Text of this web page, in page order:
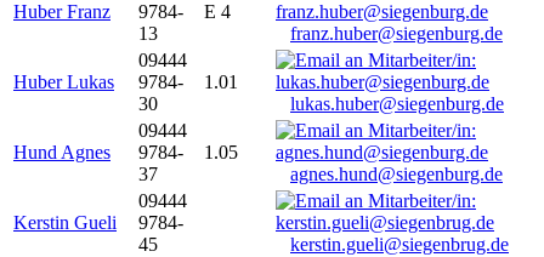
Huber Franz
9784-
13
E 4
franz.huber@siegenburg.de
Huber Lukas
09444
9784-
30
1.01
lukas.huber@siegenburg.de
Hund Agnes
09444
9784-
37
1.05
agnes.hund@siegenburg.de
Kerstin Gueli
09444
9784-
45
kerstin.gueli@siegenbrug.de